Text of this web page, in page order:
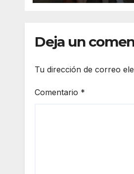
con la entrega
Deja un
Tu dirección de correo
Comentario *